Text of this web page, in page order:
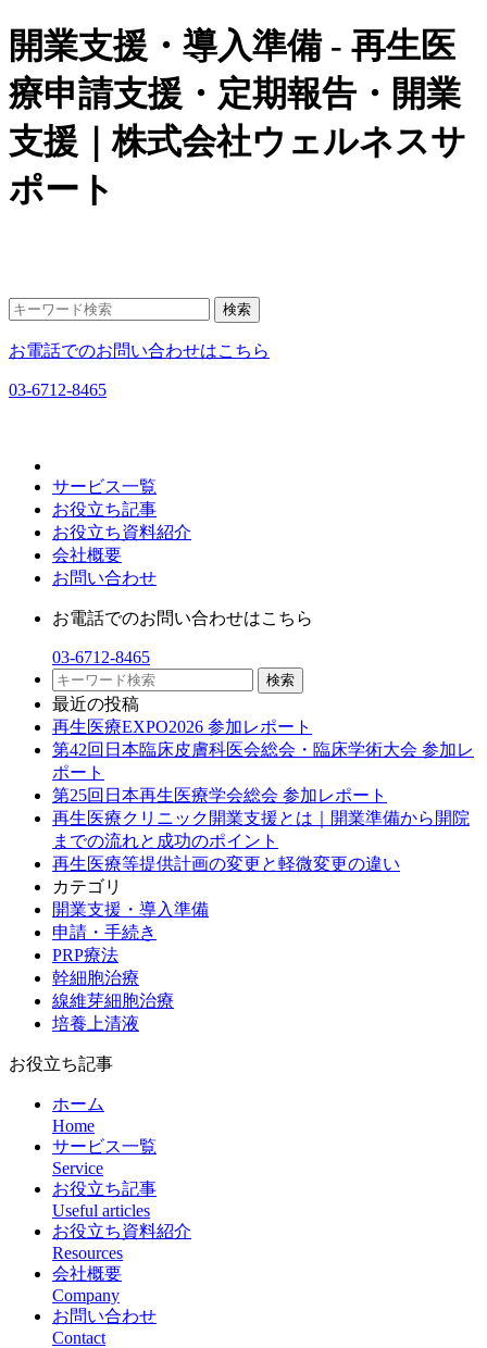
開業支援・導入準備 - 再生医
療申請支援・定期報告・開業
支援｜株式会社ウェルネスサ
ポート
お電話でのお問い合わせはこちら
03-6712-8465
サービス一覧
お役立ち記事
お役立ち資料紹介
会社概要
お問い合わせ
お電話でのお問い合わせはこちら
03-6712-8465
最近の投稿
再生医療EXPO2026 参加レポート
第42回日本臨床皮膚科医会総会・臨床学術大会 参加レ
ポート
第25回日本再生医療学会総会 参加レポート
再生医療クリニック開業支援とは｜開業準備から開院
までの流れと成功のポイント
再生医療等提供計画の変更と軽微変更の違い
カテゴリ
開業支援・導入準備
申請・手続き
PRP療法
幹細胞治療
線維芽細胞治療
培養上清液
お役立ち記事
ホーム
Home
サービス一覧
Service
お役立ち記事
Useful articles
お役立ち資料紹介
Resources
会社概要
Company
お問い合わせ
Contact